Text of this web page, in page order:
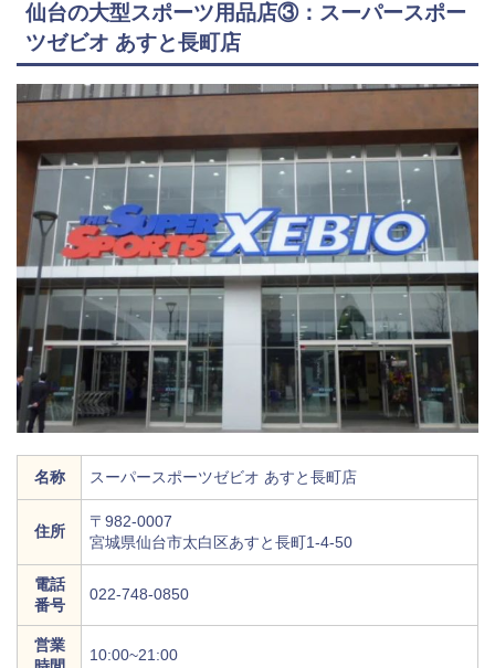
仙台の大型スポーツ用品店③：スーパースポー
ツゼビオ あすと長町店
名称 スーパースポーツゼビオ あすと長町店
住所
〒982-0007
宮城県仙台市太白区あすと長町1-4-50
電話
番号
022-748-0850
営業
10:00~21:00